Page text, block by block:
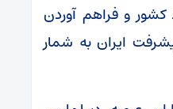
کشور و فراهم آوردن
ایران به شمار